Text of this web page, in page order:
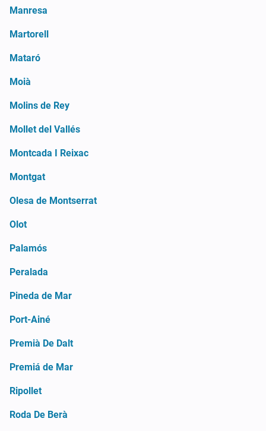
Manresa
Martorell
Mataró
Moià
Molins de Rey
Mollet del Vallés
Montcada I Reixac
Montgat
Olesa de Montserrat
Olot
Palamós
Peralada
Pineda de Mar
Port-Ainé
Premià De Dalt
Premiá de Mar
Ripollet
Roda De Berà